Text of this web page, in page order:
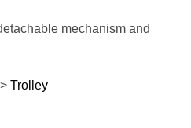
mechanism and
> Trolley